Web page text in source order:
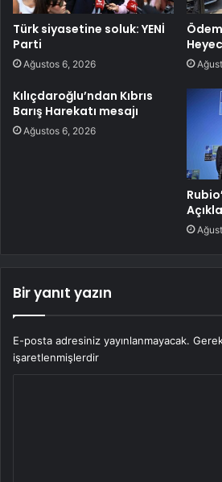
Türk siyasetine soluk: YENİ
Parti
Ağustos 6, 2026
Kılıçdaroğlu’ndan Kıbrıs
Barış Harekatı mesajı
Ağustos 6, 2026
Bir yanıt yazın
E-posta adresiniz yayınlanmayacak.
işaretlenmişlerdir